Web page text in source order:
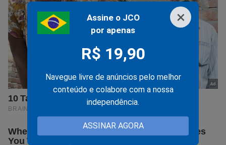
×
Assine o JCO
por apenas
R$ 19,90
Navegue livre de anúncios pelo melhor
conteúdo e colabore com a nossa
independência.
ASSINAR AGORA